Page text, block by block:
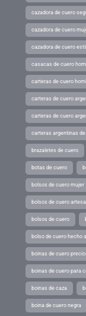
cazadora de cuero
cazadora de cuero
cazadora de cuero
casacas de cuero
carteras de cuero
carteras de cuero
carteras de cuero
carteras argentinas
brazaletes de cuero
botas de cuero
bolsos de cuero mujer
bolsos de cuero
bolsos de cuero
bolso de cuero hecho
boinas de cuero
boinas de cuero para
boinas de caza
boina de cuero negra